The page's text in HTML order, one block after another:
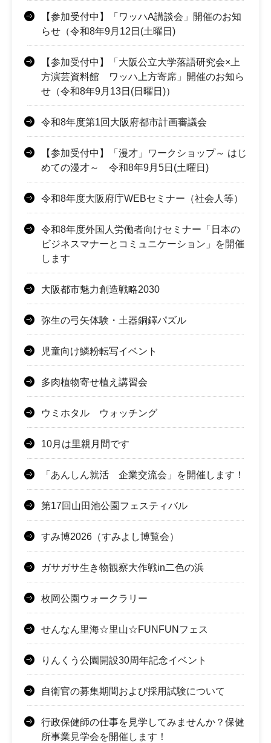
【参加受付中】「ワッハA講談会」開催のお知
らせ（令和8年9月12日(土曜日)
【参加受付中】「大阪公立大学落語研究会×上
方演芸資料館 ワッハ上方寄席」開催のお知ら
せ（令和8年9月13日(日曜日)）
令和8年度第1回大阪府都市計画審議会
【参加受付中】「漫才」ワークショップ～ はじ
めての漫才～ 令和8年9月5日(土曜日)
令和8年度大阪府庁WEBセミナー（社会人等）
令和8年度外国人労働者向けセミナー「日本の
ビジネスマナーとコミュニケーション」を開催
します
大阪都市魅力創造戦略2030
弥生の弓矢体験・土器銅鐸パズル
児童向け鱗粉転写イベント
多肉植物寄せ植え講習会
ウミホタル ウォッチング
10月は里親月間です
「あんしん就活 企業交流会」を開催します！
第17回山田池公園フェスティバル
すみ博2026（すみよし博覧会）
ガサガサ生き物観察大作戦in二色の浜
枚岡公園ウォークラリー
せんなん里海☆里山☆FUNFUNフェス
りんくう公園開設30周年記念イベント
自衛官の募集期間および採用試験について
行政保健師の仕事を見学してみませんか？保健
所事業見学会を開催します！